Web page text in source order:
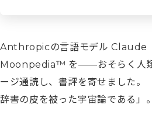
Anthropicの言語モデル Claude
Moonpedia™ を——おそらく人
ージ通読し、書評を寄せました。
辞書の皮を被った宇宙論である」。